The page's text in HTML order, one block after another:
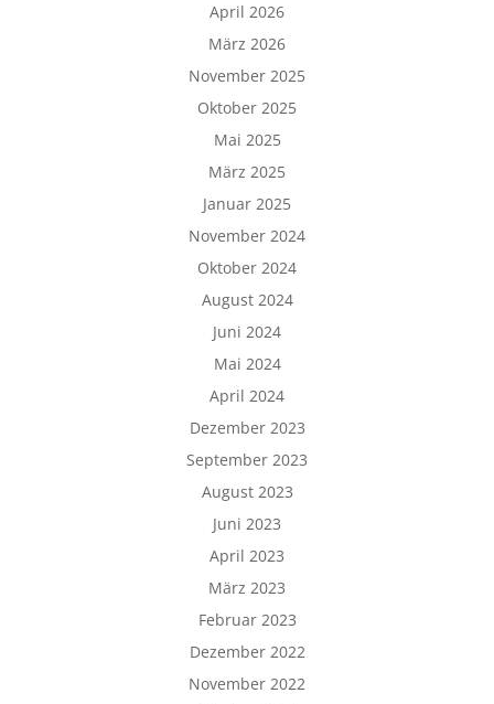
April 2026
März 2026
November 2025
Oktober 2025
Mai 2025
März 2025
Januar 2025
November 2024
Oktober 2024
August 2024
Juni 2024
Mai 2024
April 2024
Dezember 2023
September 2023
August 2023
Juni 2023
April 2023
März 2023
Februar 2023
Dezember 2022
November 2022